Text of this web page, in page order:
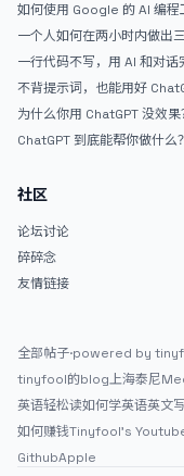
如何使用 Google 的 AI 编程
AntiGravity：独立开发者的
武器
一个人如何在两小时内做出
APP？｜AntiGravity +
战完整记录
一行代码不写，用 AI 和对话
个完整网站：《图书天堂》实
不背提示词，也能用好
一个万能提问模板
为什么你用 ChatGPT 没效果？
的人第一步就问错了
ChatGPT 到底能帮你做什么
社区
论坛讨论
碎碎念
友情链接
全部帖子·powered by
tinyfool的blog上海泰尼
英语轻松读如何学英语英文
如何赚钱Tinyfool's
GithubApple